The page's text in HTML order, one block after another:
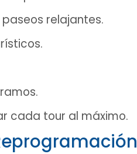
relajantes.
cada tour al máximo.